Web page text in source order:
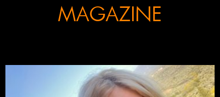
MAGAZINE